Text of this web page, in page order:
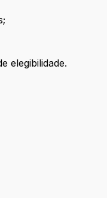
elegibilidade.